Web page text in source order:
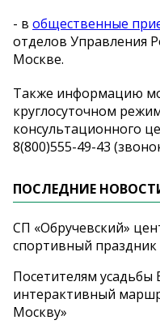
- в общественные
отделов Управления
Москве.
Также информацию
круглосуточном
консультационного
8(800)555-49-43
ПОСЛЕДНИЕ
СП «Обручевский»
спортивный праздник
Посетителям
интерактивный
Москву»